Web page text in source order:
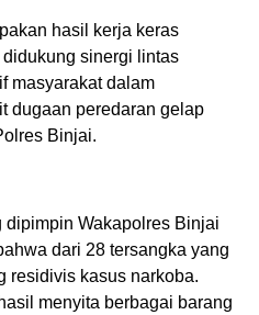
hasil kerja keras
sinergi lintas
masyarakat dalam
dugaan peredaran gelap
Binjai.
dipimpin Wakapolres Binjai
dari 28 tersangka yang
residivis kasus narkoba.
menyita berbagai barang